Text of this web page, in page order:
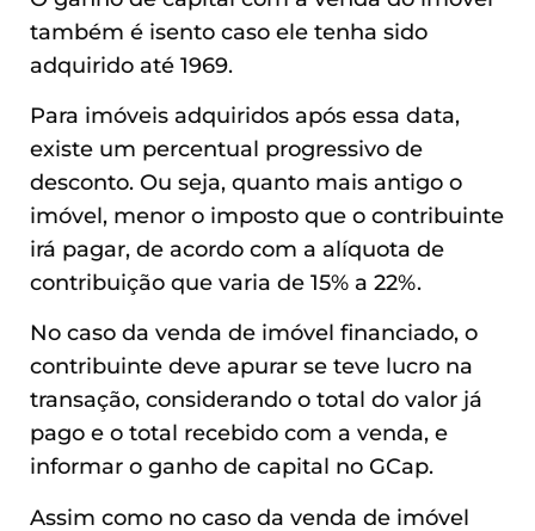
também é isento caso ele tenha sido
adquirido até 1969.
Para imóveis adquiridos após essa data,
existe um percentual progressivo de
desconto. Ou seja, quanto mais antigo o
imóvel, menor o imposto que o contribuinte
irá pagar, de acordo com a alíquota de
contribuição que varia de 15% a 22%.
No caso da venda de imóvel financiado, o
contribuinte deve apurar se teve lucro na
transação, considerando o total do valor já
pago e o total recebido com a venda, e
informar o ganho de capital no GCap.
Assim como no caso da venda de imóvel